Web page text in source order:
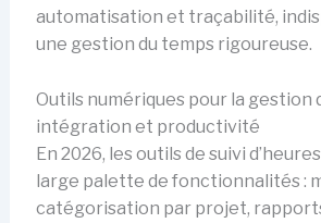
automatisation et traçabilité,
une gestion du temps rigoureuse.
Outils numériques pour la gestion
intégration et productivité
En 2026, les outils de suivi
large palette de fonctionnalités :
catégorisation par projet,